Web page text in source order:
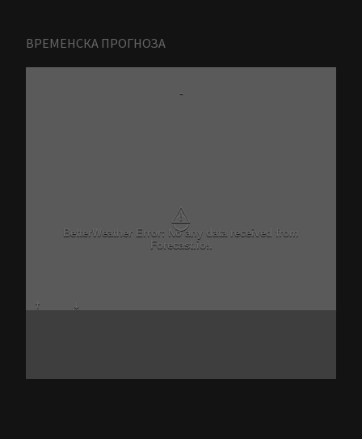
ВРЕМЕНСКА ПРОГНОЗА
-
⚠
BetterWeather Error: No any data received from
Forecast.io!.